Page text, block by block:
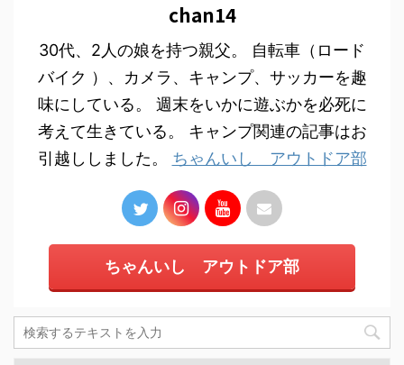
chan14
30代、2人の娘を持つ親父。 自転車（ロード
バイク ）、カメラ、キャンプ、サッカーを趣
味にしている。 週末をいかに遊ぶかを必死に
考えて生きている。 キャンプ関連の記事はお
引越ししました。 ちゃんいし アウトドア部
ちゃんいし アウトドア部